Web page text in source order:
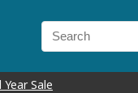
Year Sale